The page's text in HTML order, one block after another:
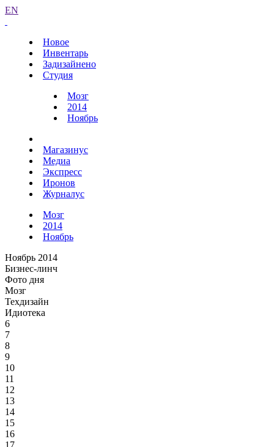
EN
Новое
Инвентарь
Задизайнено
Студия
Мозг
2014
Ноябрь
Магазинус
Медиа
Экспресс
Иронов
Журналус
Мозг
2014
Ноябрь
Ноябрь 2014
Бизнес-линч
Фото дня
Мозг
Техдизайн
Идиотека
6
7
8
9
10
11
12
13
14
15
16
17